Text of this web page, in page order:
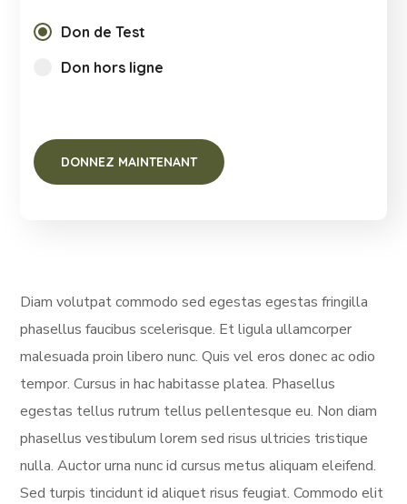
Don de Test
Don hors ligne
Diam volutpat commodo sed egestas egestas fringilla
phasellus faucibus scelerisque. Et ligula ullamcorper
malesuada proin libero nunc. Quis vel eros donec ac odio
tempor. Cursus in hac habitasse platea. Phasellus
egestas tellus rutrum tellus pellentesque eu. Non diam
phasellus vestibulum lorem sed risus ultricies tristique
nulla. Auctor urna nunc id cursus metus aliquam eleifend.
Sed turpis tincidunt id aliquet risus feugiat. Commodo elit